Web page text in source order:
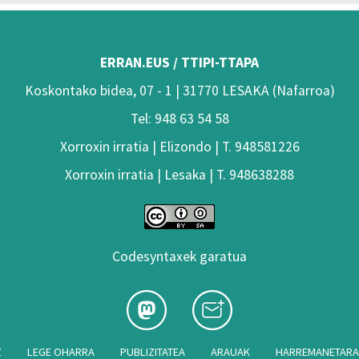
ERRAN.EUS / TTIPI-TTAPA
Koskontako bidea, 07 - 1 | 31770 LESAKA (Nafarroa)
Tel: 948 63 54 58
Xorroxin irratia | Elizondo | T. 948581226
Xorroxin irratia | Lesaka | T. 948638288
Codesyntaxek garatua
LEGE OHARRA PUBLIZITATEA ARAUAK